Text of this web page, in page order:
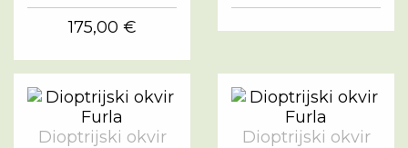
175,00 €
Dioptrijski okvir
Dioptrijski okvir